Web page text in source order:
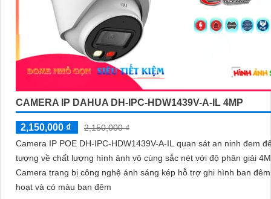
CAMERA IP DAHUA DH-IPC-HDW1439V-A-IL 4MP
2,150,000 ₫
2,150,000 ₫
Camera IP POE DH-IPC-HDW1439V-A-IL quan sát an ninh đem
tượng về chất lượng hình ảnh vô cùng sắc nét với độ phân giải
Camera trang bị công nghệ ánh sáng kép hỗ trợ ghi hình ban
hoạt và có màu ban đêm